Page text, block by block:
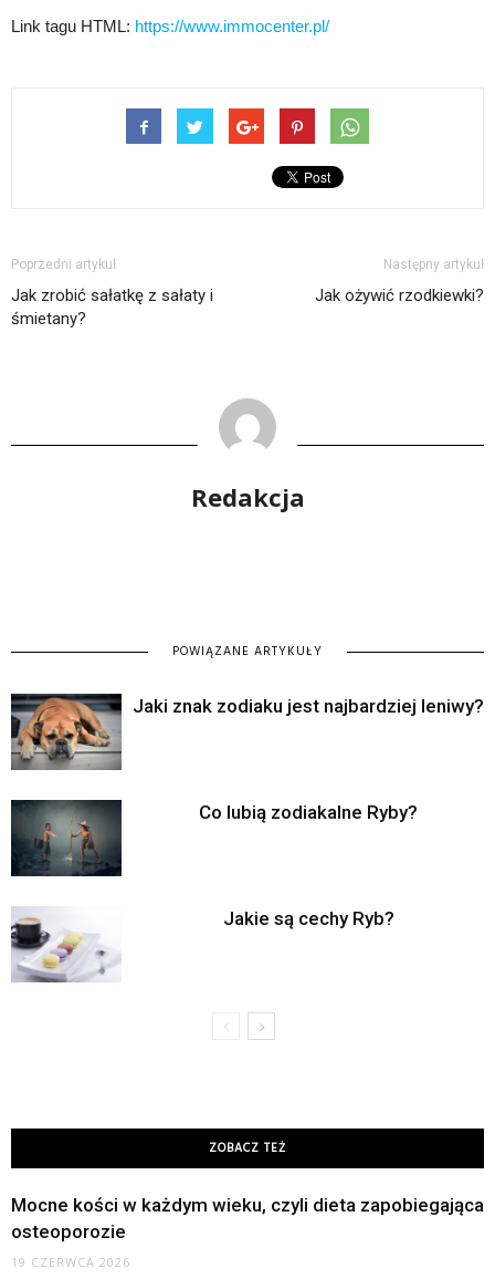
Link tagu HTML: https://www.immocenter.pl/
Poprzedni artykuł
Jak zrobić sałatkę z sałaty i
śmietany?
Następny artykuł
Jak ożywić rzodkiewki?
Redakcja
POWIĄZANE ARTYKUŁY
Jaki znak zodiaku jest najbardziej leniwy?
Co lubią zodiakalne Ryby?
Jakie są cechy Ryb?
ZOBACZ TEŻ
Mocne kości w każdym wieku, czyli dieta zapobiegająca
osteoporozie
19 CZERWCA 2026